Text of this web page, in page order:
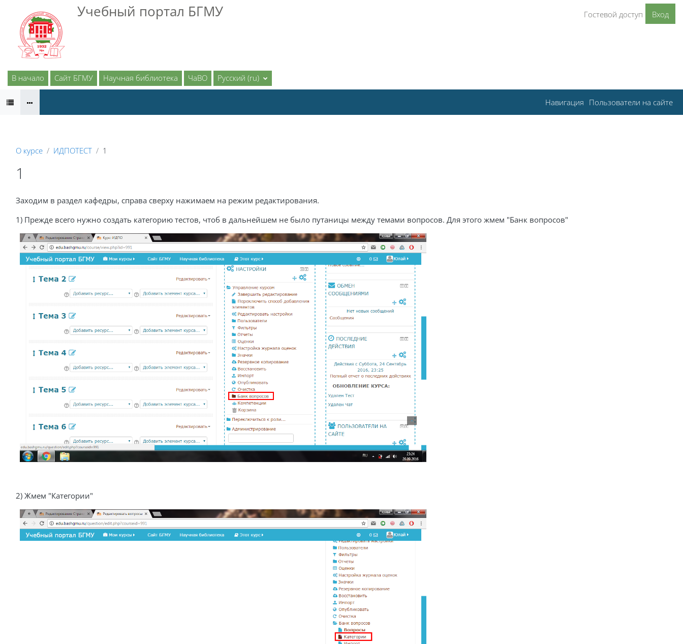
Перейти к основному содержаниюУчебный портал БГМУ
В начало Сайт БГМУ Научная библиотека ЧаВО Русский ‎(ru)‎
Гостевой доступ Вход
ИДПО
О курсе ИДПОТЕСТ 1
1
Заходим в раздел кафедры, справа сверху нажимаем на режим редактирования.
1) Прежде всего нужно создать категорию тестов, чтоб в дальнейшем не было путаницы между темами вопросов. Для этого жмем "Банк вопросов"
2) Жмем "Категории"
Навигация Пользователи на сайте